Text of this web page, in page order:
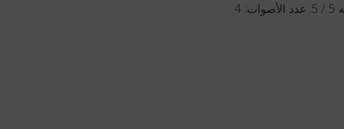
5 / 5. عدد الأصوات: 4